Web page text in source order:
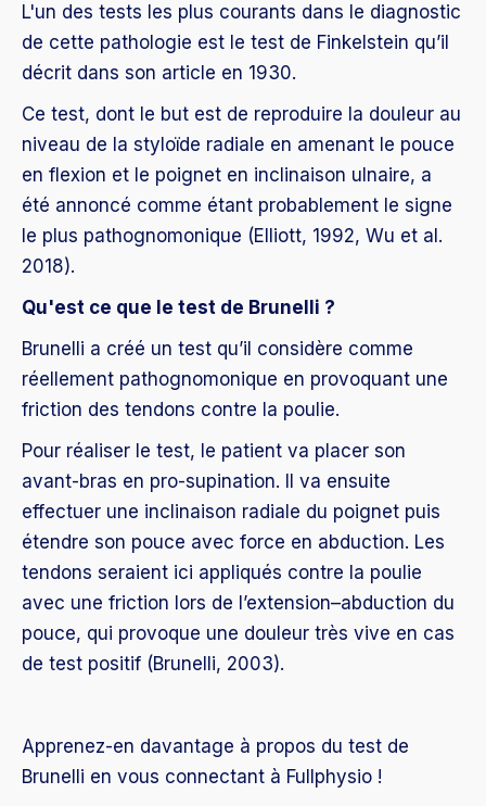
L'un des tests les plus courants dans le diagnostic
de cette pathologie est le test de Finkelstein qu’il
décrit dans son article en 1930.
Ce test, dont le but est de reproduire la douleur au
niveau de la styloïde radiale en amenant le pouce
en flexion et le poignet en inclinaison ulnaire, a
été annoncé comme étant probablement le signe
le plus pathognomonique (Elliott, 1992, Wu et al.
2018).
Qu'est ce que le test de Brunelli ?
Brunelli a créé un test qu’il considère comme
réellement pathognomonique en provoquant une
friction des tendons contre la poulie.
Pour réaliser le test, le patient va placer son
avant-bras en pro-supination. Il va ensuite
effectuer une inclinaison radiale du poignet puis
étendre son pouce avec force en abduction. Les
tendons seraient ici appliqués contre la poulie
avec une friction lors de l’extension–abduction du
pouce, qui provoque une douleur très vive en cas
de test positif (Brunelli, 2003).
Apprenez-en davantage à propos du test de
Brunelli en vous connectant à Fullphysio !